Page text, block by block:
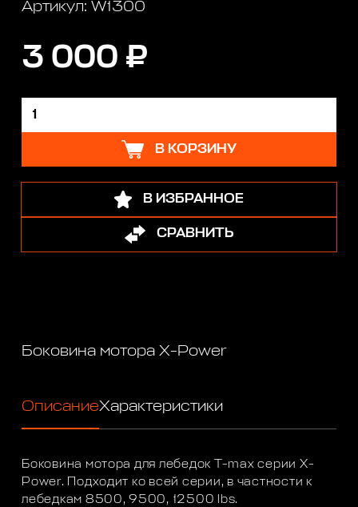
Артикул: W1300
3 000 ₽
В КОРЗИНУ
В ИЗБРАННОЕ
СРАВНИТЬ
Боковина мотора X-Power
ОписаниеХарактеристики
Боковина мотора для лебедок T-max серии X-
Power. Подходит ко всей серии, в частности к
лебедкам 8500, 9500, 12500 lbs.